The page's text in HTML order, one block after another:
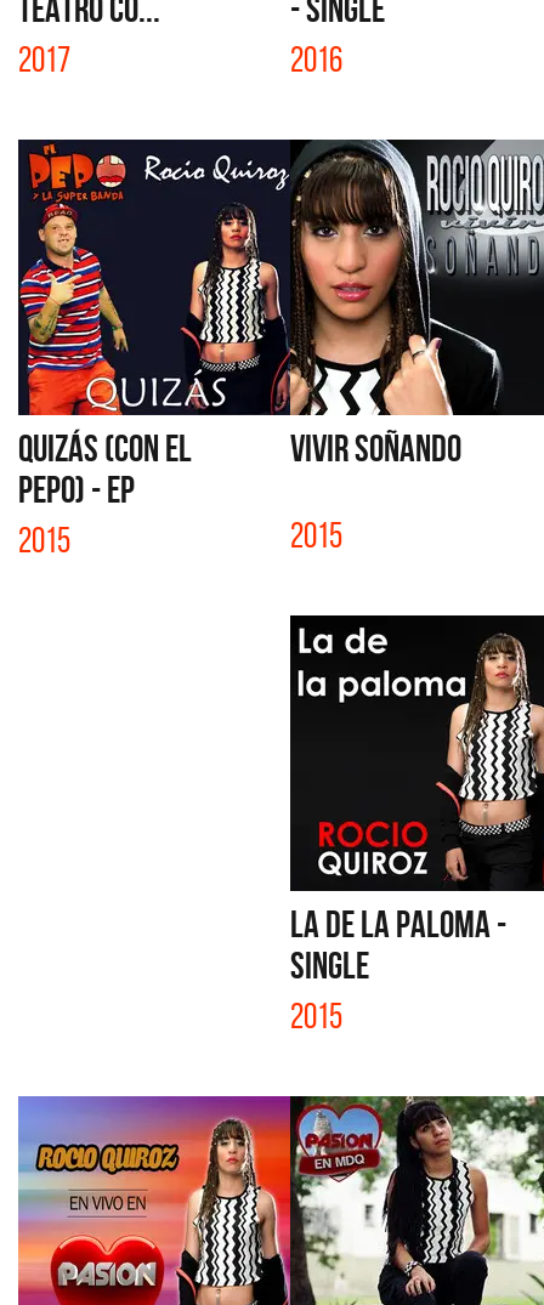
TEATRO CO...
2017
- SINGLE
2016
QUIZÁS (CON EL
PEPO) - EP
2015
VIVIR SOÑANDO
2015
LA DE LA PALOMA -
SINGLE
2015